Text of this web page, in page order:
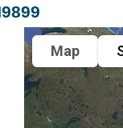
Map